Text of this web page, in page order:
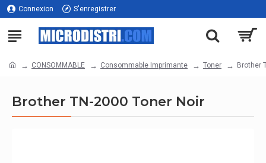
Connexion S'enregistrer
CONSOMMABLE Consommable Imprimante Toner Brother
Brother TN-2000 Toner Noir